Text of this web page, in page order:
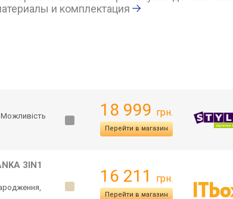
и комплектация
Можливість
18 999 грн.
Перейти в магазин
3IN1
16 211 грн.
Перейти в магазин